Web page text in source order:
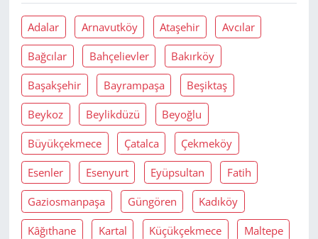
Adalar Arnavutköy Ataşehir Avcılar
Bağcılar Bahçelievler Bakırköy
Başakşehir Bayrampaşa Beşiktaş
Beykoz Beylikdüzü Beyoğlu
Büyükçekmece Çatalca Çekmeköy
Esenler Esenyurt Eyüpsultan Fatih
Gaziosmanpaşa Güngören Kadıköy
Kâğıthane Kartal Küçükçekmece Maltepe